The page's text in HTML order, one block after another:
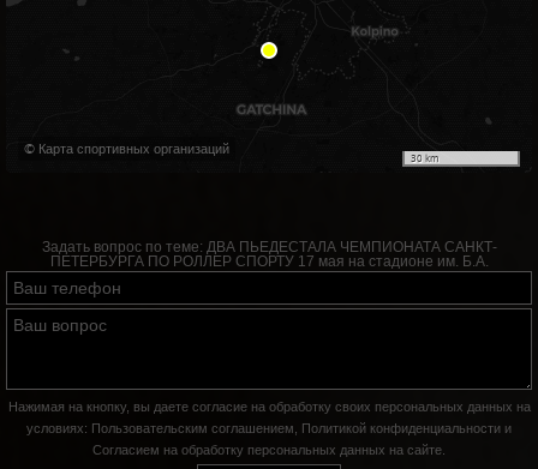
© Карта спортивных организаций
30 km
Задать вопрос по теме: ДВА ПЬЕДЕСТАЛА ЧЕМПИОНАТА САНКТ-
ПЕТЕРБУРГА ПО РОЛЛЕР СПОРТУ 17 мая на стадионе им. Б.А.
Нажимая на кнопку, вы даете согласие на обработку своих персональных данных на
условиях: Пользовательским соглашением Политикой конфиденциальности и
Согласием на обработку персональных данных на сайте